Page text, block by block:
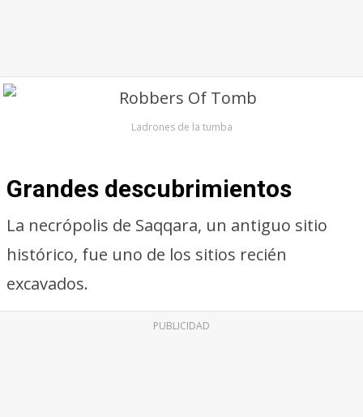
Ladrones de la tumba
Grandes descubrimientos
La necrópolis de Saqqara, un antiguo sitio
histórico, fue uno de los sitios recién
excavados.
PUBLICIDAD